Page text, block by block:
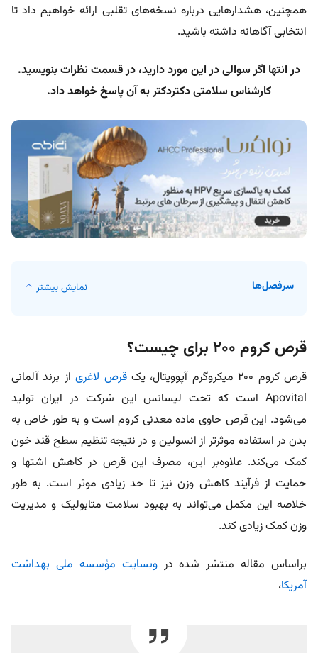
همچنین، هشدارهایی درباره نسخه‌های تقلبی ارائه خواهیم داد تا
انتخابی آگاهانه داشته باشید.
در انتها اگر سوالی در این مورد دارید، در قسمت نظرات بنویسید.
کارشناس سلامتی دکتردکتر به آن پاسخ خواهد داد.
سرفصل‌ها نمایش بیشتر
قرص کروم 200 برای چیست؟
قرص کروم 200 میکروگرم آپوویتال، یک قرص لاغریاز برند آلمانی
Apovital است که تحت لیسانس این شرکت در ایران تولید
می‌شود. این قرص حاوی ماده معدنی کروم است و به طور خاص به
بدن در استفاده موثرتر از انسولین و در نتیجه تنظیم سطح قند خون
کمک می‌کند. علاوه‌بر این، مصرف این قرص در کاهش اشتها و
حمایت از فرآیند کاهش وزن نیز تا حد زیادی موثر است. به طور
خلاصه این مکمل می‌تواند به بهبود سلامت متابولیک و مدیریت
وزن کمک زیادی کند.
براساس مقاله منتشر شده در وبسایت مؤسسه ملی بهداشت
آمریکا،